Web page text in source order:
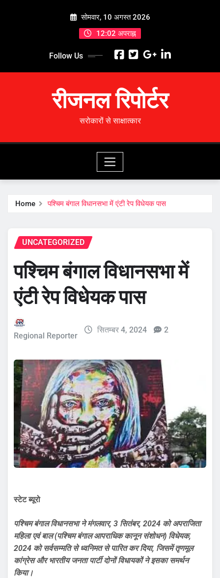
सोमवार, 10 अगस्त 2026
12:02 अपराह्न
Follow Us
रीजनल रिपोर्टर
सरोकारों से साक्षात्कार
Home पश्चिम बंगाल विधानसभा में एंटी रेप विधेयक पास
UNCATEGORIZED
पश्चिम बंगाल विधानसभा में
एंटी रेप विधेयक पास
Regional Reporter
सितम्बर 4, 2024 2
स्टेट ब्यूरो
पश्चिम बंगाल विधानसभा ने मंगलवार, 3 सितंबर, 2024 को अपराजिता
महिला एवं बाल (पश्चिम बंगाल आपराधिक कानून संशोधन) विधेयक,
2024 को सर्वसम्मति से ध्वनिमत से पारित कर दिया, जिसमें तृणमूल
कांग्रेस और भारतीय जनता पार्टी दोनों विधायकों ने इसका समर्थन
किया।